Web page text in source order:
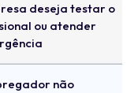
deseja testar o
ou atender
não